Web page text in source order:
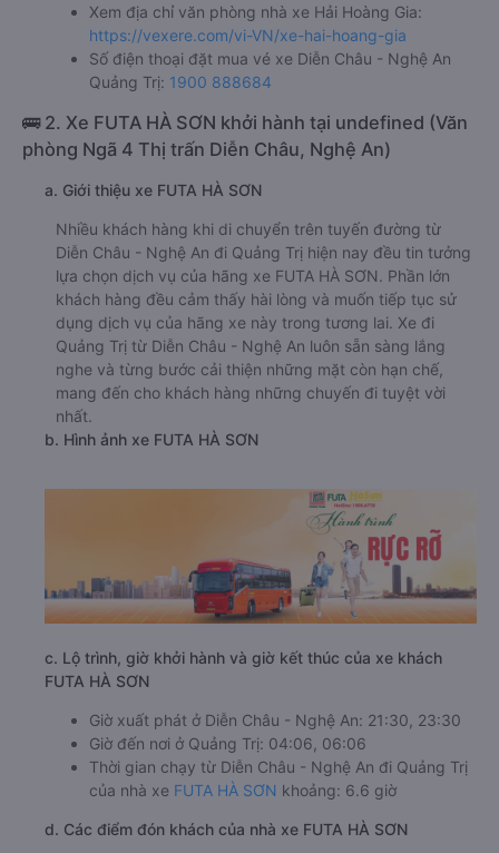
Xem địa chỉ văn phòng nhà xe Hải Hoàng Gia:
https://vexere.com/vi-VN/xe-hai-hoang-gia
Số điện thoại đặt mua vé xe Diễn Châu - Nghệ An
Quảng Trị: 1900 888684
🚌 2. Xe FUTA HÀ SƠN khởi hành tại undefined (Văn
phòng Ngã 4 Thị trấn Diễn Châu, Nghệ An)
a. Giới thiệu xe FUTA HÀ SƠN
Nhiều khách hàng khi di chuyển trên tuyến đường từ
Diễn Châu - Nghệ An đi Quảng Trị hiện nay đều tin tưởng
lựa chọn dịch vụ của hãng xe FUTA HÀ SƠN. Phần lớn
khách hàng đều cảm thấy hài lòng và muốn tiếp tục sử
dụng dịch vụ của hãng xe này trong tương lai. Xe đi
Quảng Trị từ Diễn Châu - Nghệ An luôn sẵn sàng lắng
nghe và từng bước cải thiện những mặt còn hạn chế,
mang đến cho khách hàng những chuyến đi tuyệt vời
nhất.
b. Hình ảnh xe FUTA HÀ SƠN
c. Lộ trình, giờ khởi hành và giờ kết thúc của xe khách
FUTA HÀ SƠN
Giờ xuất phát ở Diễn Châu - Nghệ An: 21:30, 23:30
Giờ đến nơi ở Quảng Trị: 04:06, 06:06
Thời gian chạy từ Diễn Châu - Nghệ An đi Quảng Trị
của nhà xe FUTA HÀ SƠN khoảng: 6.6 giờ
d. Các điểm đón khách của nhà xe FUTA HÀ SƠN